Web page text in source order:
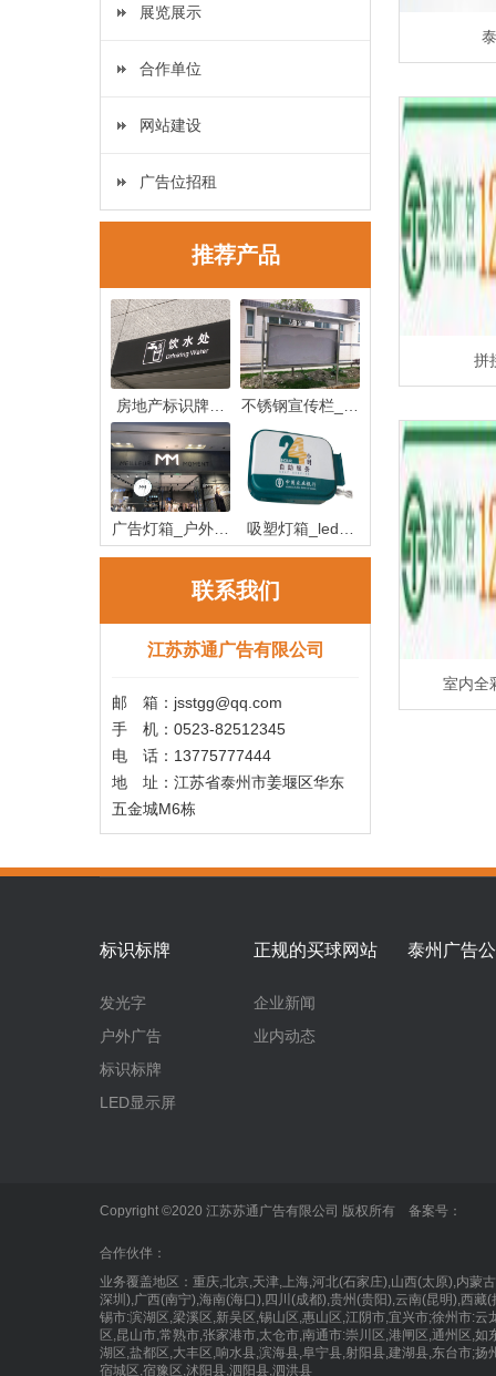
展览展示
合作单位
网站建设
广告位招租
推荐产品
房地产标识牌制
作_房地产
不锈钢宣传栏_不
锈钢宣传
广告灯箱_户外广
告灯箱
吸塑灯箱_led吸
塑灯箱制作
联系我们
江苏苏通广告有限公司
邮 箱：jsstgg@qq.com
手 机：0523-82512345
电 话：13775777444
地 址：江苏省泰州市姜堰区华东
五金城M6栋
拼
室内全
标识标牌
发光字
户外广告
标识标牌
LED显示屏
正规的买球网站
企业新闻
业内动态
泰州广告
Copyright ©2020 江苏苏通广告有限公司 版权所有 备案号：
合作伙伴：
业务覆盖地区：重庆,北京,天津,上海,河北(石家庄),山西(太原),内蒙古
深圳),广西(南宁),海南(海口),四川(成都),贵州(贵阳),云南(昆明),西
锡市:滨湖区,梁溪区,新吴区,锡山区,惠山区,江阴市,宜兴市;徐州市:
区,昆山市,常熟市,张家港市,太仓市,南通市:崇川区,港闸区,通州区,
湖区,盐都区,大丰区,响水县,滨海县,阜宁县,射阳县,建湖县,东台市;
宿城区,宿豫区,沭阳县,泗阳县,泗洪县